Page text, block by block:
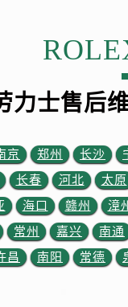
务中心（需提前预约
服务中心（需提前预
服务中心（需提前预
服务中心（需提前预
服务中心（需提前
中心（需提前预约
口劳力士售后服务
表维修授权店1楼
维修授权店1楼劳
力士售后
京 郑州 长沙
长春 河北 太原
海口 赣州 漳
常州 嘉兴 南通
昌 南阳 常德